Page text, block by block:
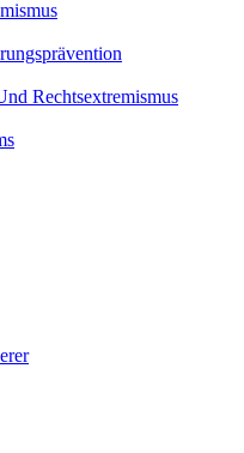
Rechtsextremismus